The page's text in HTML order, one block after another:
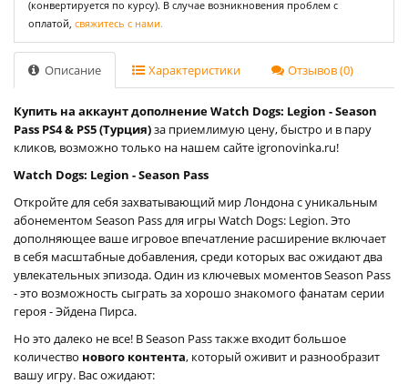
(конвертируется по курсу). В случае возникновения проблем с
оплатой, свяжитесь с нами.
Описание Характеристики Отзывов (0)
Купить на аккаунт дополнение Watch Dogs: Legion - Season
Pass PS4 & PS5 (Турция)за приемлимую цену, быстро и в пару
кликов, возможно только на нашем сайте igronovinka.ru!
Watch Dogs: Legion - Season Pass
Откройте для себя захватывающий мир Лондона с уникальным
абонементом Season Pass для игры Watch Dogs: Legion. Это
дополняющее ваше игровое впечатление расширение включает
в себя масштабные добавления, среди которых вас ожидают два
увлекательных эпизода. Один из ключевых моментов Season Pass
- это возможность сыграть за хорошо знакомого фанатам серии
героя - Эйдена Пирса.
Но это далеко не все! В Season Pass также входит большое
количество нового контента, который оживит и разнообразит
вашу игру. Вас ожидают: